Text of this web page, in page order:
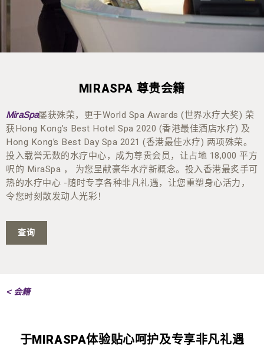
MIRASPA 尊贵会籍
MiraSpa屡获殊荣，更于World Spa Awards (世界水疗大奖) 荣
获Hong Kong’s Best Hotel Spa 2020 (香港最佳酒店水疗) 及
Hong Kong’s Best Day Spa 2021 (香港最佳水疗) 两项殊荣。
投入载誉无数的水疗中心，成为尊贵会员，让占地 18,000 平方
呎的 MiraSpa ， 为您呈献豪华水疗新概念。投入香港最炙手可
热的水疗中心 -随时专享各种非凡礼遇，让您重塑身心活力，
令您时刻散发动人光彩！
查询
< 会籍
于MIRASPA体验贴心呵护及专享非凡礼遇